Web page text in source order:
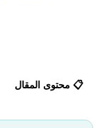
📋 محتوى المقال